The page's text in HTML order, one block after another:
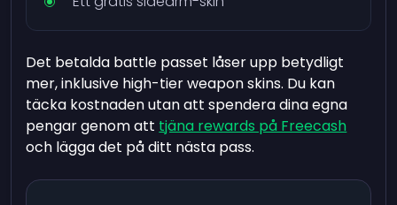
Det betalda battle passet låser upp betydligt
mer, inklusive high-tier weapon skins. Du kan
täcka kostnaden utan att spendera dina egna
pengar genom att tjäna rewards på Freecash
och lägga det på ditt nästa pass.